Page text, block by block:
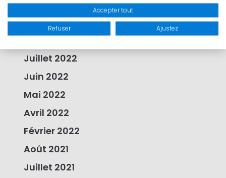
Novembre 2022
Octobre 2022
Septembre 2022
Juillet 2022
Juin 2022
Mai 2022
Avril 2022
Février 2022
Août 2021
Juillet 2021
Accepter tout
Refuser Ajustez